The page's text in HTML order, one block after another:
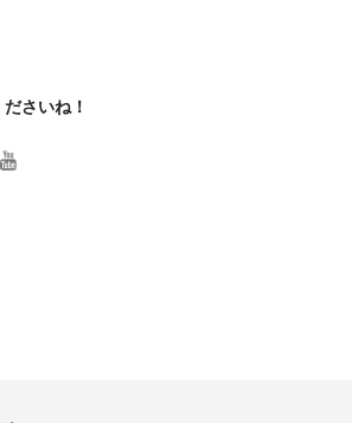
さいね！